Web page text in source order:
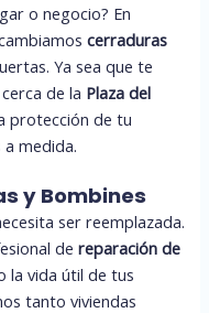
o negocio? En
cerraduras
Ya sea que te
de la Plaza del
protección de tu
medida.
y Bombines
ser reemplazada.
de reparación de
la vida útil de tus
tanto viviendas